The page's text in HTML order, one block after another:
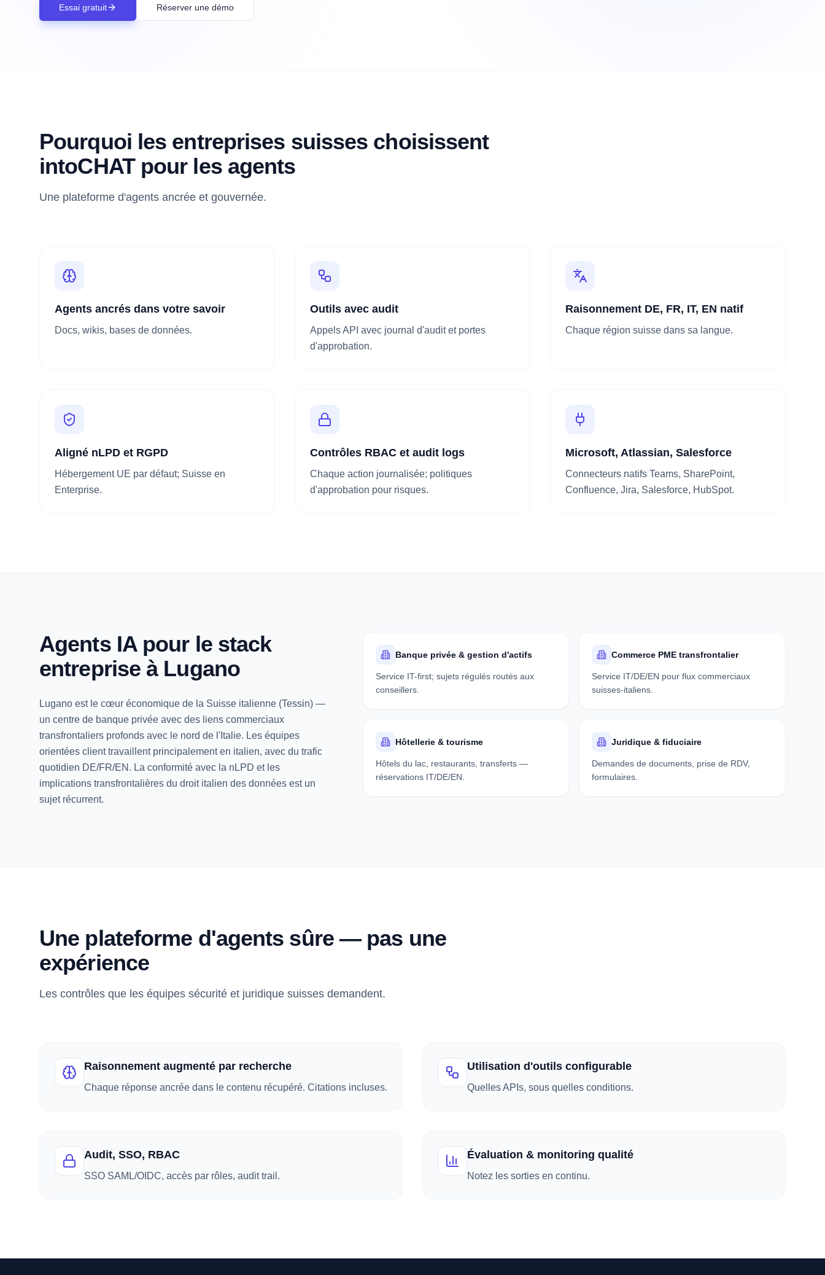
Essai gratuit Réserver une démo
Pourquoi les entreprises suisses choisissent
intoCHAT pour les agents
Une plateforme d'agents ancrée et gouvernée.
Agents ancrés dans votre savoir
Docs, wikis, bases de données.
Outils avec audit
Appels API avec journal d'audit et portes
d'approbation.
Raisonnement DE, FR, IT, EN natif
Chaque région suisse dans sa langue.
Aligné nLPD et RGPD
Hébergement UE par défaut; Suisse en
Enterprise.
Contrôles RBAC et audit logs
Chaque action journalisée; politiques
d'approbation pour risques.
Microsoft, Atlassian, Salesforce
Connecteurs natifs Teams, SharePoint,
Confluence, Jira, Salesforce, HubSpot.
Agents IA pour le stack
entreprise à Lugano
Lugano est le cœur économique de la Suisse italienne (Tessin) —
un centre de banque privée avec des liens commerciaux
transfrontaliers profonds avec le nord de l'Italie. Les équipes
orientées client travaillent principalement en italien, avec du trafic
quotidien DE/FR/EN. La conformité avec la nLPD et les
implications transfrontalières du droit italien des données est un
sujet récurrent.
Banque privée & gestion d'actifs
Service IT-first; sujets régulés routés aux
conseillers.
Commerce PME transfrontalier
Service IT/DE/EN pour flux commerciaux
suisses-italiens.
Hôtellerie & tourisme
Hôtels du lac, restaurants, transferts —
réservations IT/DE/EN.
Juridique & fiduciaire
Demandes de documents, prise de RDV,
formulaires.
Une plateforme d'agents sûre — pas une
expérience
Les contrôles que les équipes sécurité et juridique suisses demandent.
Raisonnement augmenté par recherche
Chaque réponse ancrée dans le contenu récupéré. Citations incluses.
Utilisation d'outils configurable
Quelles APIs, sous quelles conditions.
Audit, SSO, RBAC
SSO SAML/OIDC, accès par rôles, audit trail.
Évaluation & monitoring qualité
Notez les sorties en continu.